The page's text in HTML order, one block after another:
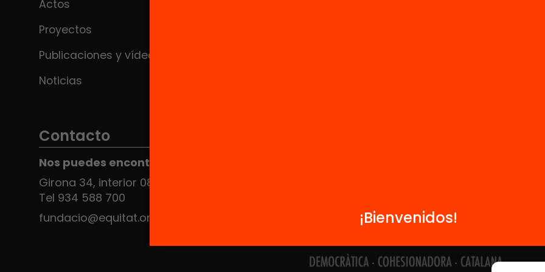
Actos
Proyectos
Publicaciones y vídeos
Noticias
Contacto
Nos puedes encontrar en el HUB Social
Girona 34, interior 08010 Barcelona
Tel 934 588 700
fundacio@equitat.org
¡Bienvenidos!